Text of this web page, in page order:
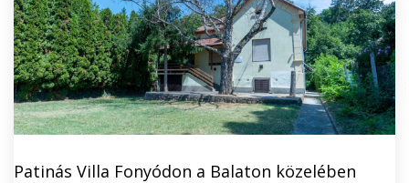
Patinás Villa Fonyódon a Balaton közelében